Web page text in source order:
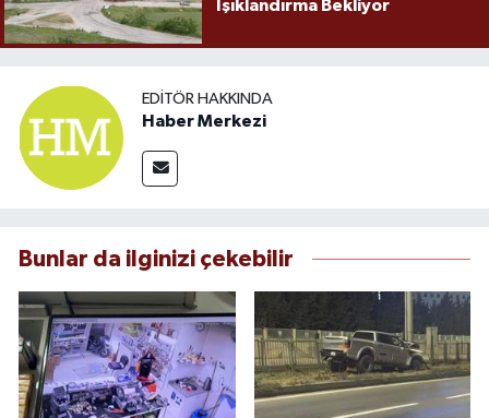
Işıklandırma Bekliyor
EDITÖR HAKKINDA
Haber Merkezi
Bunlar da ilginizi çekebilir